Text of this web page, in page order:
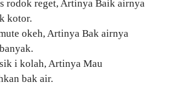
rodok reget, Artinya Baik airnya
kotor.
okeh, Artinya Bak airnya
i kolah, Artinya Mau
bak air.